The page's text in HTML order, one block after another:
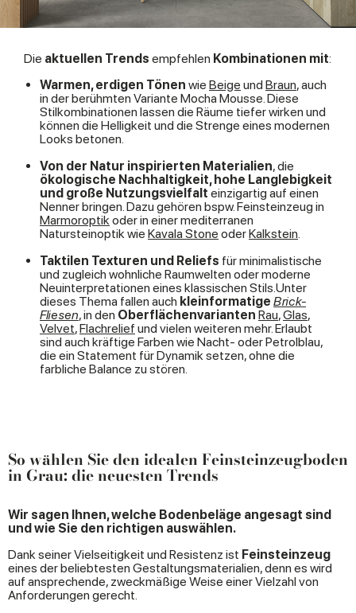
Die aktuellen Trends empfehlen Kombinationen mit:
Warmen, erdigen Tönen wie Beige und Braun, auch
in der berühmten Variante Mocha Mousse. Diese
Stilkombinationen lassen die Räume tiefer wirken und
können die Helligkeit und die Strenge eines modernen
Looks betonen.
Von der Natur inspirierten Materialien, die
ökologische Nachhaltigkeit, hohe Langlebigkeit
und große Nutzungsvielfalt einzigartig auf einen
Nenner bringen. Dazu gehören bspw. Feinsteinzeug in
Marmoroptikoder in einer mediterranen
Natursteinoptik wie Kavala Stone oderKalkstein.
Taktilen Texturen und Reliefs für minimalistische
und zugleich wohnliche Raumwelten oder moderne
Neuinterpretationen eines klassischen Stils.Unter
dieses Thema fallen auch kleinformatige Brick-
Fliesen, in den Oberflächenvarianten Rau,Glas,
Velvet,Flachrelief und vielen weiteren mehr. Erlaubt
sind auch kräftige Farben wie Nacht- oder Petrolblau,
die ein Statement für Dynamik setzen, ohne die
farbliche Balance zu stören.
So wählen Sie den idealen Feinsteinzeugboden
in Grau: die neuesten Trends
Wir sagen Ihnen, welche Bodenbeläge angesagt sind
und wie Sie den richtigen auswählen.
Dank seiner Vielseitigkeit und Resistenz ist Feinsteinzeug
eines der beliebtesten Gestaltungsmaterialien, denn es wird
auf ansprechende, zweckmäßige Weise einer Vielzahl von
Anforderungen gerecht.